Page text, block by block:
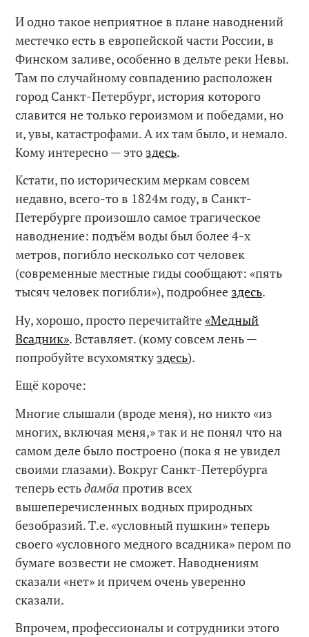
И одно такое неприятное в плане наводнений
местечко есть в европейской части России, в
Финском заливе, особенно в дельте реки Невы.
Там по случайному совпадению расположен
город Санкт-Петербург, история которого
славится не только героизмом и победами, но
и, увы, катастрофами. А их там было, и немало.
Кому интересно — это здесь.
Кстати, по историческим меркам совсем
недавно, всего-то в 1824м году, в Санкт-
Петербурге произошло самое трагическое
наводнение: подъём воды был более 4-х
метров, погибло несколько сот человек
(современные местные гиды сообщают: «пять
тысяч человек погибли»), подробнее здесь.
Ну, хорошо, просто перечитайте«Медный
Всадник». Вставляет. (кому совсем лень —
попробуйте всухомяткуздесь).
Ещё короче:
Многие слышали (вроде меня), но никто «из
многих, включая меня,» так и не понял что на
самом деле было построено (пока я не увидел
своими глазами). Вокруг Санкт-Петербурга
теперь естьдамба против всех
вышеперечисленных водных природных
безобразий. Т.е. «условный пушкин» теперь
своего «условного медного всадника» пером по
бумаге возвести не сможет. Наводнениям
сказали «нет» и причем очень уверенно
сказали.
Впрочем, профессионалы и сотрудники этого